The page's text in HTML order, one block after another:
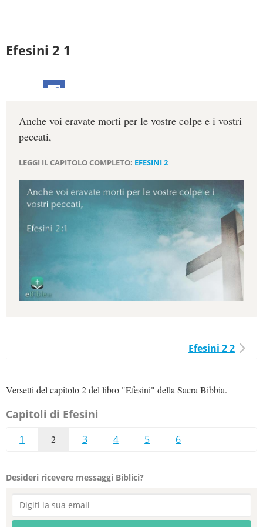
Efesini 2 1
Anche voi eravate morti per le vostre colpe e i vostri
peccati,
LEGGI IL CAPITOLO COMPLETO: EFESINI 2
Efesini 2 2
Versetti del capitolo 2 del libro "Efesini" della Sacra Bibbia.
Capitoli di Efesini
1 2 3 4 5 6
Desideri ricevere messaggi Biblici?